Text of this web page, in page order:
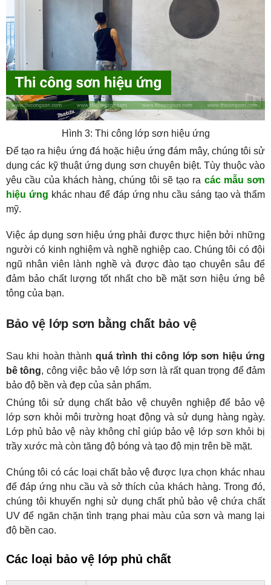
Hình 3: Thi công lớp sơn hiệu ứng
Để tạo ra hiệu ứng đá hoặc hiệu ứng đám mây, chúng tôi sử
dụng các kỹ thuật ứng dụng sơn chuyên biệt. Tùy thuộc vào
yêu cầu của khách hàng, chúng tôi sẽ tạo ra các mẫu sơn
hiệu ứng khác nhau để đáp ứng nhu cầu sáng tạo và thẩm
mỹ.
Việc áp dụng sơn hiệu ứng phải được thực hiện bởi những
người có kinh nghiệm và nghề nghiệp cao. Chúng tôi có đội
ngũ nhân viên lành nghề và được đào tạo chuyên sâu để
đảm bảo chất lượng tốt nhất cho bề mặt sơn hiệu ứng bê
tông của bạn.
Bảo vệ lớp sơn bằng chất bảo vệ
Sau khi hoàn thành quá trình thi công lớp sơn hiệu ứng
bê tông, công việc bảo vệ lớp sơn là rất quan trọng để đảm
bảo độ bền và đẹp của sản phẩm.
Chúng tôi sử dụng chất bảo vệ chuyên nghiệp để bảo vệ
lớp sơn khỏi môi trường hoạt động và sử dụng hàng ngày.
Lớp phủ bảo vệ này không chỉ giúp bảo vệ lớp sơn khỏi bị
trầy xước mà còn tăng độ bóng và tạo độ mịn trên bề mặt.
Chúng tôi có các loại chất bảo vệ được lựa chọn khác nhau
để đáp ứng nhu cầu và sở thích của khách hàng. Trong đó,
chúng tôi khuyến nghị sử dụng chất phủ bảo vệ chứa chất
UV để ngăn chặn tình trạng phai màu của sơn và mang lại
độ bền cao.
Các loại bảo vệ lớp phủ chất